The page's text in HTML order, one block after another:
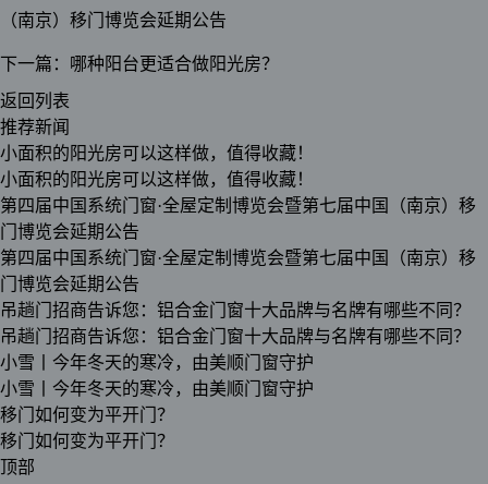
（南京）移门博览会延期公告
下一篇： 哪种阳台更适合做阳光房？
返回列表
推荐新闻
小面积的阳光房可以这样做，值得收藏！
小面积的阳光房可以这样做，值得收藏！
第四届中国系统门窗·全屋定制博览会暨第七届中国（南京）移
门博览会延期公告
第四届中国系统门窗·全屋定制博览会暨第七届中国（南京）移
门博览会延期公告
吊趟门招商告诉您：铝合金门窗十大品牌与名牌有哪些不同？
吊趟门招商告诉您：铝合金门窗十大品牌与名牌有哪些不同？
小雪丨今年冬天的寒冷，由美顺门窗守护
小雪丨今年冬天的寒冷，由美顺门窗守护
移门如何变为平开门？
移门如何变为平开门？
顶部